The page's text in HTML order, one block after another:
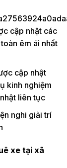
cập nhật các
êm ái nhất
cập nhật
kinh nghiệm
liên tục
nghi giải trí
xe tại xã